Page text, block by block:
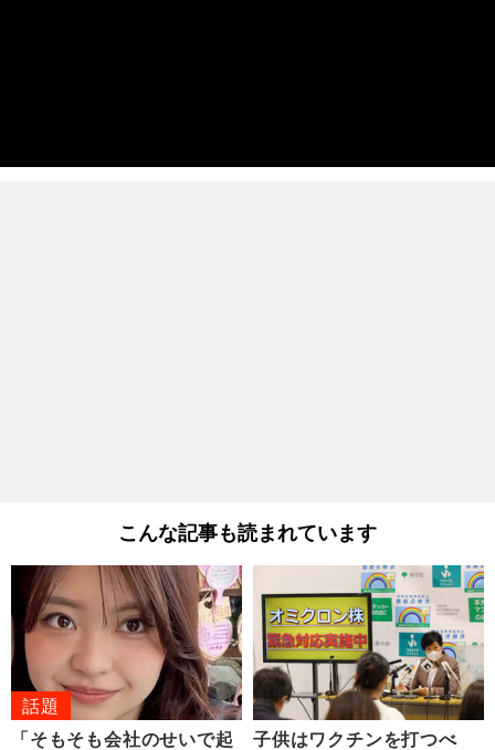
こんな記事も読まれています
話題
「そもそも会社のせいで起
子供はワクチンを打つべ